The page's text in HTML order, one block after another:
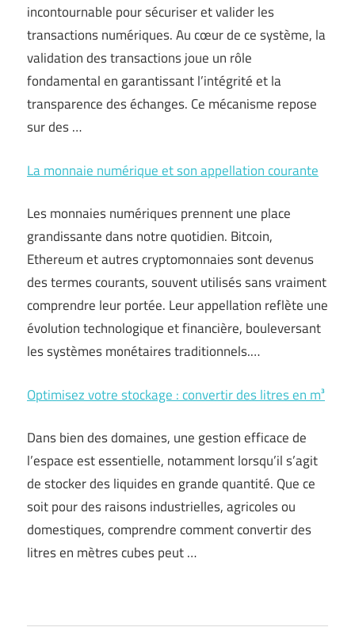
incontournable pour sécuriser et valider les
transactions numériques. Au cœur de ce système, la
validation des transactions joue un rôle
fondamental en garantissant l’intégrité et la
transparence des échanges. Ce mécanisme repose
sur des …
La monnaie numérique et son appellation courante
Les monnaies numériques prennent une place
grandissante dans notre quotidien. Bitcoin,
Ethereum et autres cryptomonnaies sont devenus
des termes courants, souvent utilisés sans vraiment
comprendre leur portée. Leur appellation reflète une
évolution technologique et financière, bouleversant
les systèmes monétaires traditionnels.…
Optimisez votre stockage : convertir des litres en m³
Dans bien des domaines, une gestion efficace de
l’espace est essentielle, notamment lorsqu’il s’agit
de stocker des liquides en grande quantité. Que ce
soit pour des raisons industrielles, agricoles ou
domestiques, comprendre comment convertir des
litres en mètres cubes peut …